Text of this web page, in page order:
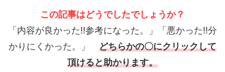
この記事はどうでしたでしょうか？
「内容が良かった!!参考になった。」「悪かった!!分
かりにくかった。」 どちらかの〇にクリックして
頂けると助かります。